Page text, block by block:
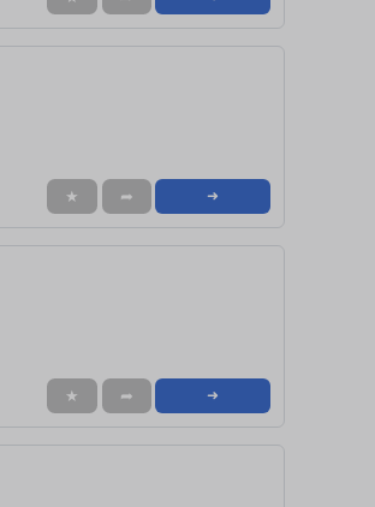
★ ➦ ➜
★ ➦ ➜